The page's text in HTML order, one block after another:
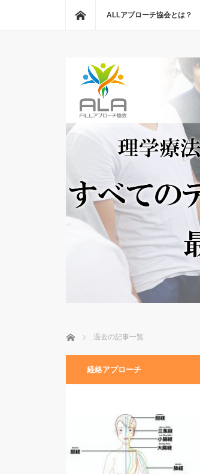
ホーム
ALLアプローチ協会とは？
ホーム 過去の記事一覧
経絡アプローチ